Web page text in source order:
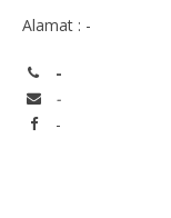
Alamat : -
-
-
-